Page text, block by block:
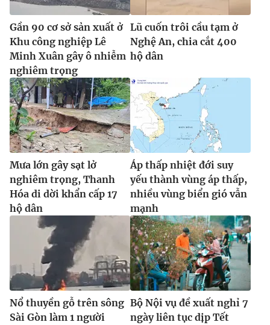
Gần 90 cơ sở sản xuất ở
Khu công nghiệp Lê
Minh Xuân gây ô nhiễm
nghiêm trọng
Lũ cuốn trôi cầu tạm ở
Nghệ An, chia cắt 400
hộ dân
Mưa lớn gây sạt lở
nghiêm trọng, Thanh
Hóa di dời khẩn cấp 17
hộ dân
Áp thấp nhiệt đới suy
yếu thành vùng áp thấp,
nhiều vùng biển gió vẫn
mạnh
Nổ thuyền gỗ trên sông
Sài Gòn làm 1 người
Bộ Nội vụ đề xuất nghỉ 7
ngày liên tục dịp Tết